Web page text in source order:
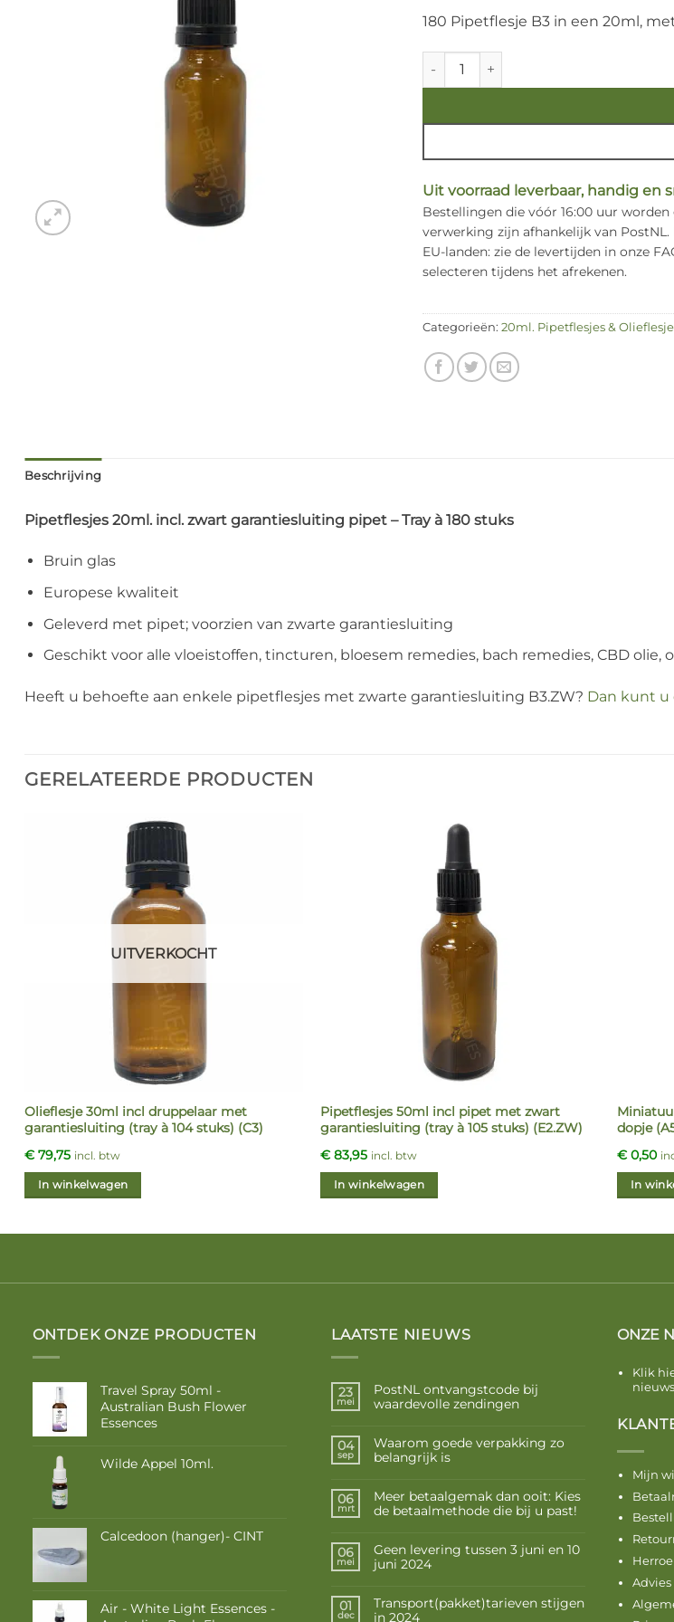
180 Pipetflesje B3 in een 20ml,
Pipetflesjes 20ml. incl. pipet met
Uit voorraad leverbaar, handig en
Bestellingen die vóór 16:00 uur
verwerking zijn afhankelijk van
EU-landen: zie de levertijden in onze
selecteren tijdens het afrekenen.
Categorieën: 20ml. Pipetflesjes &
Beschrijving
Pipetflesjes 20ml. incl. zwart garantiesluiting pipet – Tray à 180 stuks
Bruin glas
Europese kwaliteit
Geleverd met pipet; voorzien van zwarte garantiesluiting
Geschikt voor alle vloeistoffen, tincturen, bloesem remedies, bach remedies, CBD
Heeft u behoefte aan enkele pipetflesjes met zwarte garantiesluiting B3.ZW? Dan kunt u
GERELATEERDE PRODUCTEN
UITVERKOCHT
Olieflesje 30ml incl druppelaar met
garantiesluiting (tray à 104 stuks) (C3)
€79,75 incl. btw
In winkelwagen
Pipetflesjes 50ml incl pipet met zwart
garantiesluiting (tray à 105 stuks) (E2.ZW)
€83,95 incl. btw
In winkelwagen
dopje
€0,50
In
ONTDEK ONZE PRODUCTEN
Travel Spray 50ml -
Australian Bush Flower
Essences
Wilde Appel 10ml.
Calcedoon (hanger)- CINT
Air - White Light Essences -
LAATSTE NIEUWS
23
mei
PostNL ontvangstcode bij
waardevolle zendingen
04
sep
Waarom goede verpakking zo
belangrijk is
06
mrt
Meer betaalgemak dan ooit: Kies
de betaalmethode die bij u past!
06
mei
Geen levering tussen 3 juni en 10
juni 2024
01
dec
Transport(pakket)tarieven stijgen
in 2024
ONZE
Klik
Mijn
Advies